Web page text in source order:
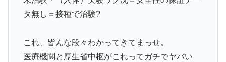
タ無し＝接種で治験?
これ、皆んな段々わかってきてまっせ。
医療機関と厚生省中枢がこれってガチでヤバい